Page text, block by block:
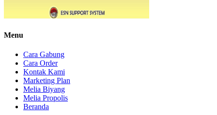
Menu
Cara Gabung
Cara Order
Kontak Kami
Marketing Plan
Melia Biyang
Melia Propolis
Beranda